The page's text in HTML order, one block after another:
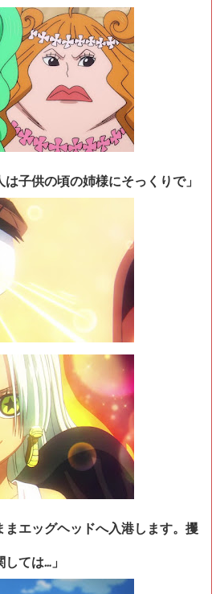
は子供の頃の姉様にそっくりで」
まエッグヘッドへ入港します。攫
ては…」